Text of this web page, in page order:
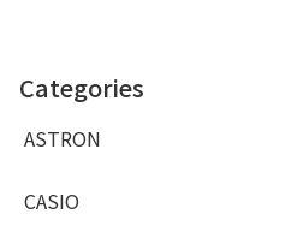
Categories
ASTRON
CASIO